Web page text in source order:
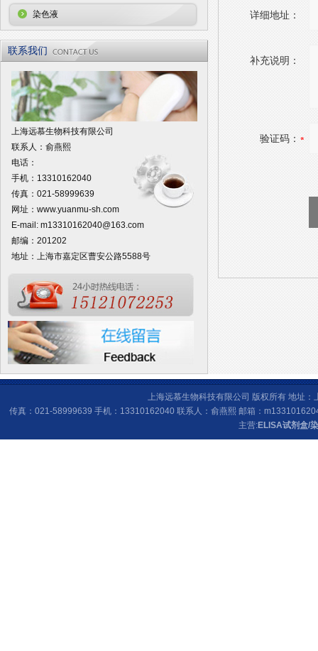
染色液
联系我们
上海远慕生物科技有限公司
联系人：俞燕熙
电话：
手机：13310162040
传真：021-58999639
网址： www.yuanmu-sh.com
E-mail: m13310162040@163.com
邮编：201202
地址：上海市嘉定区曹安公路5588号
详细地址：
补充说明：
验证码：
上海远慕生物科技有限公司 版权所有 地址
传真：021-58999639 手机：13310162040 联系人：俞燕熙 邮箱：
主营:ELISA试剂盒/